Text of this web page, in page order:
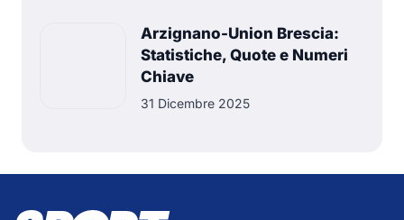
Arzignano-Union Brescia:
Statistiche, Quote e Numeri
Chiave
31 Dicembre 2025